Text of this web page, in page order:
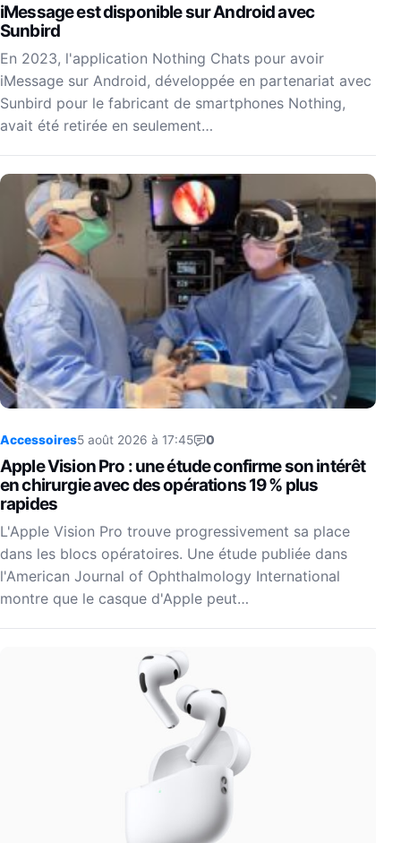
iMessage est disponible sur Android avec
Sunbird
En 2023, l'application Nothing Chats pour avoir
iMessage sur Android, développée en partenariat avec
Sunbird pour le fabricant de smartphones Nothing,
avait été retirée en seulement…
Accessoires5 août 2026 à 17:45 0
Apple Vision Pro : une étude confirme son intérêt
en chirurgie avec des opérations 19 % plus
rapides
L'Apple Vision Pro trouve progressivement sa place
dans les blocs opératoires. Une étude publiée dans
l'American Journal of Ophthalmology International
montre que le casque d'Apple peut…